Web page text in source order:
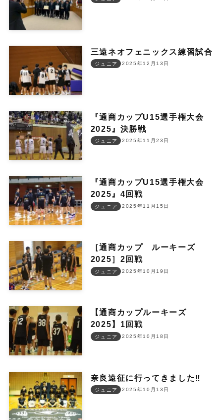
三遠ネオフェニックス練習試合
2025年12月13日
ジュニア
『通商カップU15選手権大会
2025』決勝戦
2025年11月23日
ジュニア
『通商カップU15選手権大会
2025』4回戦
2025年11月15日
ジュニア
［通商カップ ルーキーズ
2025］2回戦
2025年10月19日
ジュニア
【通商カップルーキーズ
2025】1回戦
2025年10月18日
ジュニア
奈良遠征に行ってきました‼︎
2025年10月13日
ジュニア